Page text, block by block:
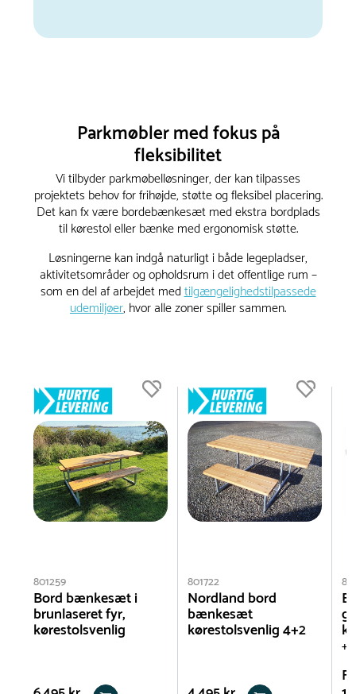
Parkmøbler med fokus på
fleksibilitet
Vi tilbyder parkmøbelløsninger, der kan tilpasses
projektets behov for frihøjde, støtte og fleksibel placering.
Det kan fx være bordebænkesæt med ekstra bordplads
til kørestol eller bænke med ergonomisk støtte.
Løsningerne kan indgå naturligt i både legepladser,
aktivitetsområder og opholdsrum i det offentlige rum –
som en del af arbejdet medtilgængelighedstilpassede
udemiljøer, hvor alle zoner spiller sammen.
801259
Bord bænkesæt i
brunlaseret fyr,
kørestolsvenlig
801722
Nordland bord
bænkesæt
kørestolsvenlig 4+2
+